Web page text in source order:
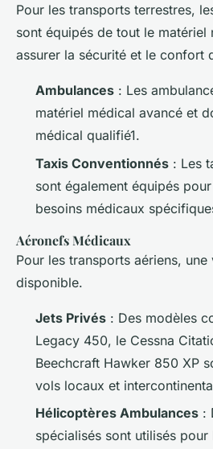
Pour les transports terrestres,
sont équipés de tout le matériel
assurer la sécurité et le confort
Ambulances : Les
matériel médical avancé et
médical qualifié1.
Taxis Conventionnés : Les
sont également équipés
besoins médicaux
Aéronefs Médicaux
Pour les transports aériens,
disponible.
Jets Privés : Des modèles
Legacy 450, le Cessna
Beechcraft Hawker 850 XP
vols locaux et
Hélicoptères Ambulances :
spécialisés sont utilisés